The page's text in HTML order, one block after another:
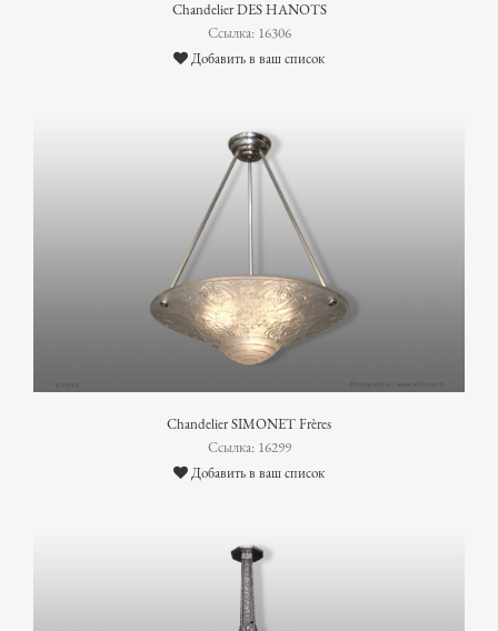
Chandelier DES HANOTS
Ссылка: 16306
Добавить в ваш список
Chandelier SIMONET Frères
Ссылка: 16299
Добавить в ваш список